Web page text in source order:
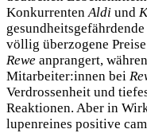
KonkurrentenAldi und
völlig überzogene
Rewe anprangert,
Mitarbeiter:innen bei
Verdrossenheit und
Reaktionen. Aber in
lupenreines positive